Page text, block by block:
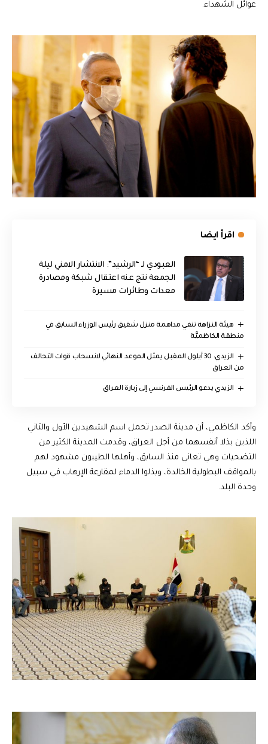
عوائل الشهداء.
اقرأ ايضا
العبودي لـ “الرشيد”: الانتشار الامني ليلة
الجمعة نتج عنه اعتقال شبكة ومصادرة
معدات وطائرات مسيرة
هيئة النزاهة تنفي مداهمة منزل شقيق رئيس الوزراء السابق في
منطقة الكاظميَّة
الزيدي: 30 أيلول المقبل يمثل الموعد النهائي لانسحاب قوات التحالف
من العراق
الزيدي يدعو الرئيس الفرنسي إلى زيارة العراق
وأكد الكاظمي، أن مدينة الصدر تحمل اسم الشهيدين الأول والثاني
اللذين بذلا أنفسهما من أجل العراق، وقدمت المدينة الكثير من
التضحيات وهي تعاني منذ السابق، وأهلها الطيبون مشهود لهم
بالمواقف البطولية الخالدة، وبذلوا الدماء لمقارعة الإرهاب في سبيل
وحدة البلد.